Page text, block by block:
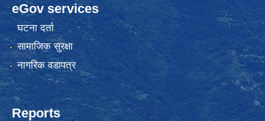
eGov services
घटना दर्ता
सामाजिक सुरक्षा
नागरिक वडापत्र
Reports